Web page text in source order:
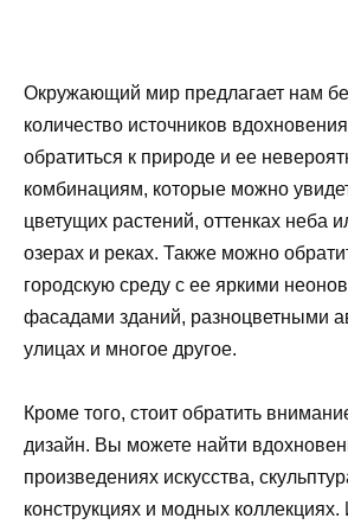
Окружающий мир предлагает нам
количество источников
обратиться к природе и ее
комбинациям, которые можно
цветущих растений, оттенках неба
озерах и реках. Также можно
городскую среду с ее яркими
фасадами зданий, разноцветными
улицах и многое другое.
Кроме того, стоит обратить
дизайн. Вы можете найти
произведениях искусства,
конструкциях и модных коллекциях.